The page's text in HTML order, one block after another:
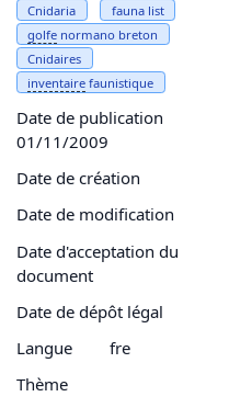
Cnidaria
fauna list
golfe normano breton
Cnidaires
inventaire faunistique
Date de publication
01/11/2009
Date de création
Date de modification
Date d'acceptation du
document
Date de dépôt légal
Langue
fre
Thème